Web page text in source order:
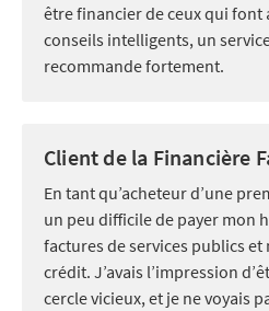
être financier de ceux qui font
conseils intelligents, un
recommande fortement.
Client de la Financière
En tant qu’acheteur d’une
un peu difficile de payer mon
factures de services publics et
crédit. J’avais l’impression
cercle vicieux, et je ne voyais